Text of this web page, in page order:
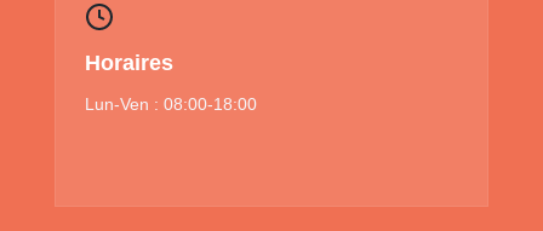
Horaires
Lun-Ven : 08:00-18:00